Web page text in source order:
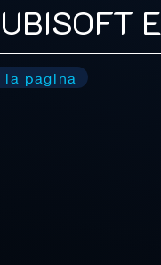
la pagina